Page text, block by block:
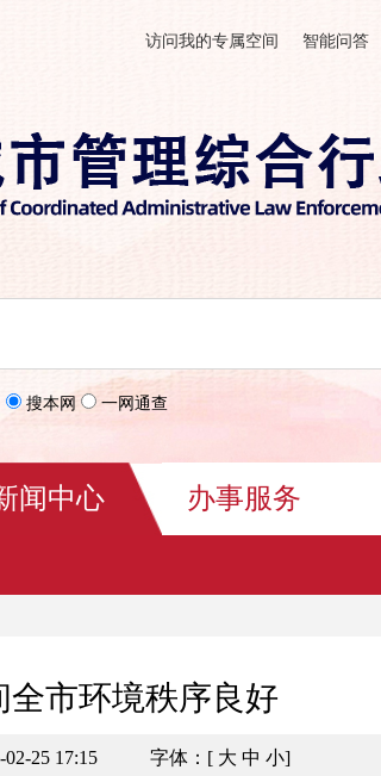
访问我的专属空间 智能问答
搜本网 一网通查
闻中心 办事服务
全市环境秩序良好
25 17:15 字体：[ 大 中 小]